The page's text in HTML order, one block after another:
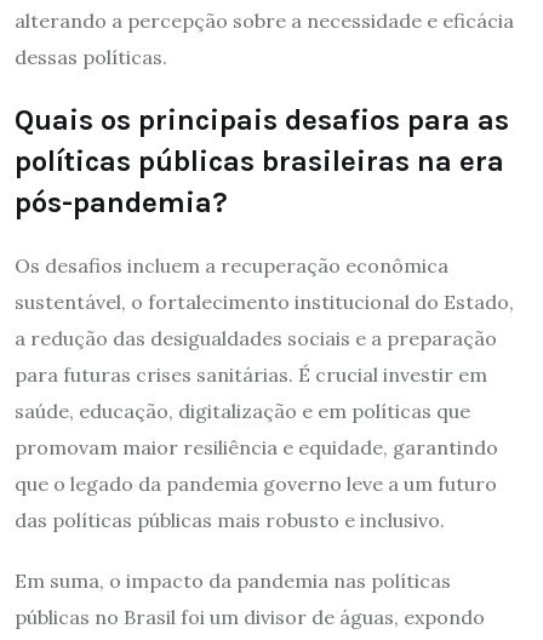
alterando a percepção sobre a necessidade e eficácia
dessas políticas.
Quais os principais desafios para as
políticas públicas brasileiras na era
pós-pandemia?
Os desafios incluem a recuperação econômica
sustentável, o fortalecimento institucional do Estado,
a redução das desigualdades sociais e a preparação
para futuras crises sanitárias. É crucial investir em
saúde, educação, digitalização e em políticas que
promovam maior resiliência e equidade, garantindo
que o legado da pandemia governo leve a um futuro
das políticas públicas mais robusto e inclusivo.
Em suma, o impacto da pandemia nas políticas
públicas no Brasil foi um divisor de águas, expondo